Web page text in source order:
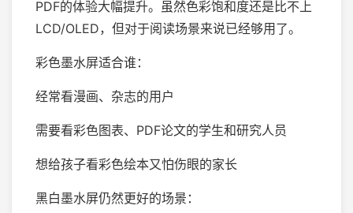
PDF的体验大幅提升。虽然色彩饱和度还是比不上
LCD/OLED，但对于阅读场景来说已经够用了。
彩色墨水屏适合谁：
经常看漫画、杂志的用户
需要看彩色图表、PDF论文的学生和研究人员
想给孩子看彩色绘本又怕伤眼的家长
黑白墨水屏仍然更好的场景：